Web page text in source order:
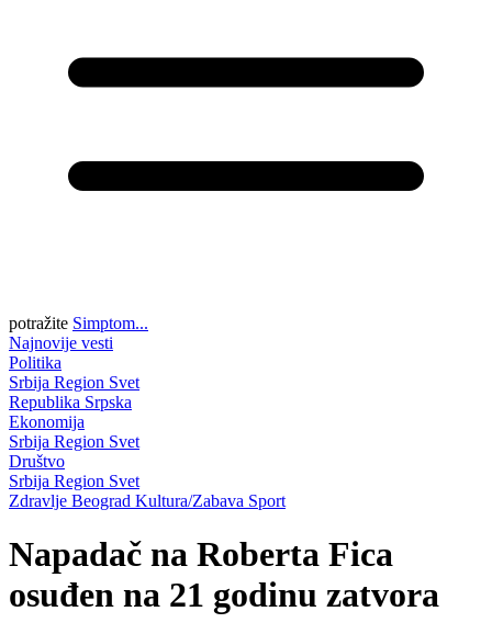
potražite Simptom...
Najnovije vesti
Politika
Srbija Region Svet
Republika Srpska
Ekonomija
Srbija Region Svet
Društvo
Srbija Region Svet
Zdravlje Beograd Kultura/Zabava Sport
Napadač na Roberta Fica
osuđen na 21 godinu zatvora